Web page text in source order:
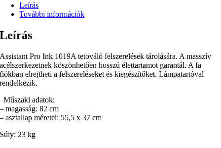
Leírás
További információk
Leírás
Assistant Pro Ink 1019A tetováló felszerelések tárolására. A masszív
acélszerkezetnek köszönhetően hosszú élettartamot garantál. A fa
fiókban elrejtheti a felszereléseket és kiegészítőket. Lámpatartóval
rendelkezik.
Műszaki adatok:
– magasság: 82 cm
– asztallap méretei: 55,5 x 37 cm
Súly: 23 kg